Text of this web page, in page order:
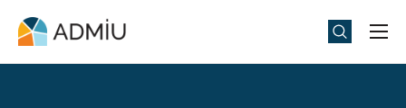
Universitet